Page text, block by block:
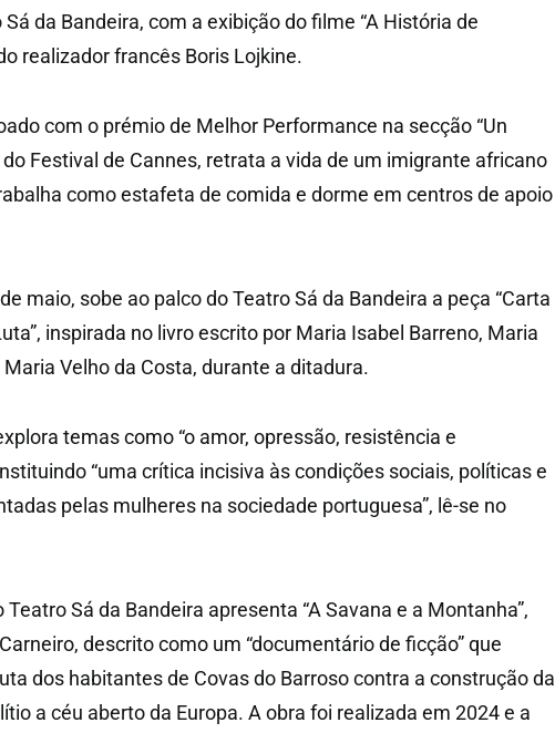
da Bandeira, com a exibição do filme “A História de
realizador francês Boris Lojkine.
com o prémio de Melhor Performance na secção “Un
Festival de Cannes, retrata a vida de um imigrante africano
como estafeta de comida e dorme em centros de apoio
maio, sobe ao palco do Teatro Sá da Bandeira a peça “Carta
inspirada no livro escrito por Maria Isabel Barreno, Maria
Velho da Costa, durante a ditadura.
temas como “o amor, opressão, resistência e
“uma crítica incisiva às condições sociais, políticas e
pelas mulheres na sociedade portuguesa”, lê-se no
Teatro Sá da Bandeira apresenta “A Savana e a Montanha”,
descrito como um “documentário de ficção” que
dos habitantes de Covas do Barroso contra a construção da
a céu aberto da Europa. A obra foi realizada em 2024 e a